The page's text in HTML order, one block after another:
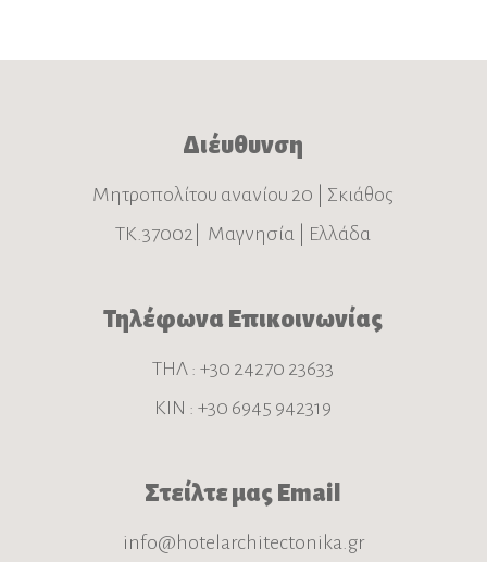
Διέυθυνση
Μητροπολίτου ανανίου 20 | Σκιάθος
ΤΚ.37002| Μαγνησία | Ελλάδα
Τηλέφωνα Επικοινωνίας
ΤΗΛ : +30 24270 23633
ΚΙΝ : +30 6945 942319
Στείλτε μας Email
info@hotelarchitectonika.gr